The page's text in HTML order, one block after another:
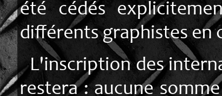
été cédés
différents graphistes en
L'inscription des
restera : aucune